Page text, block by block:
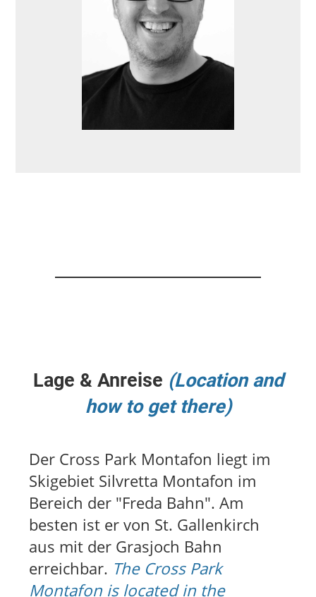
Lage & Anreise (Location and
how to get there)
Der Cross Park Montafon liegt im
Skigebiet Silvretta Montafon im
Bereich der "Freda Bahn". Am
besten ist er von St. Gallenkirch
aus mit der Grasjoch Bahn
erreichbar. The Cross Park
Montafon is located in the